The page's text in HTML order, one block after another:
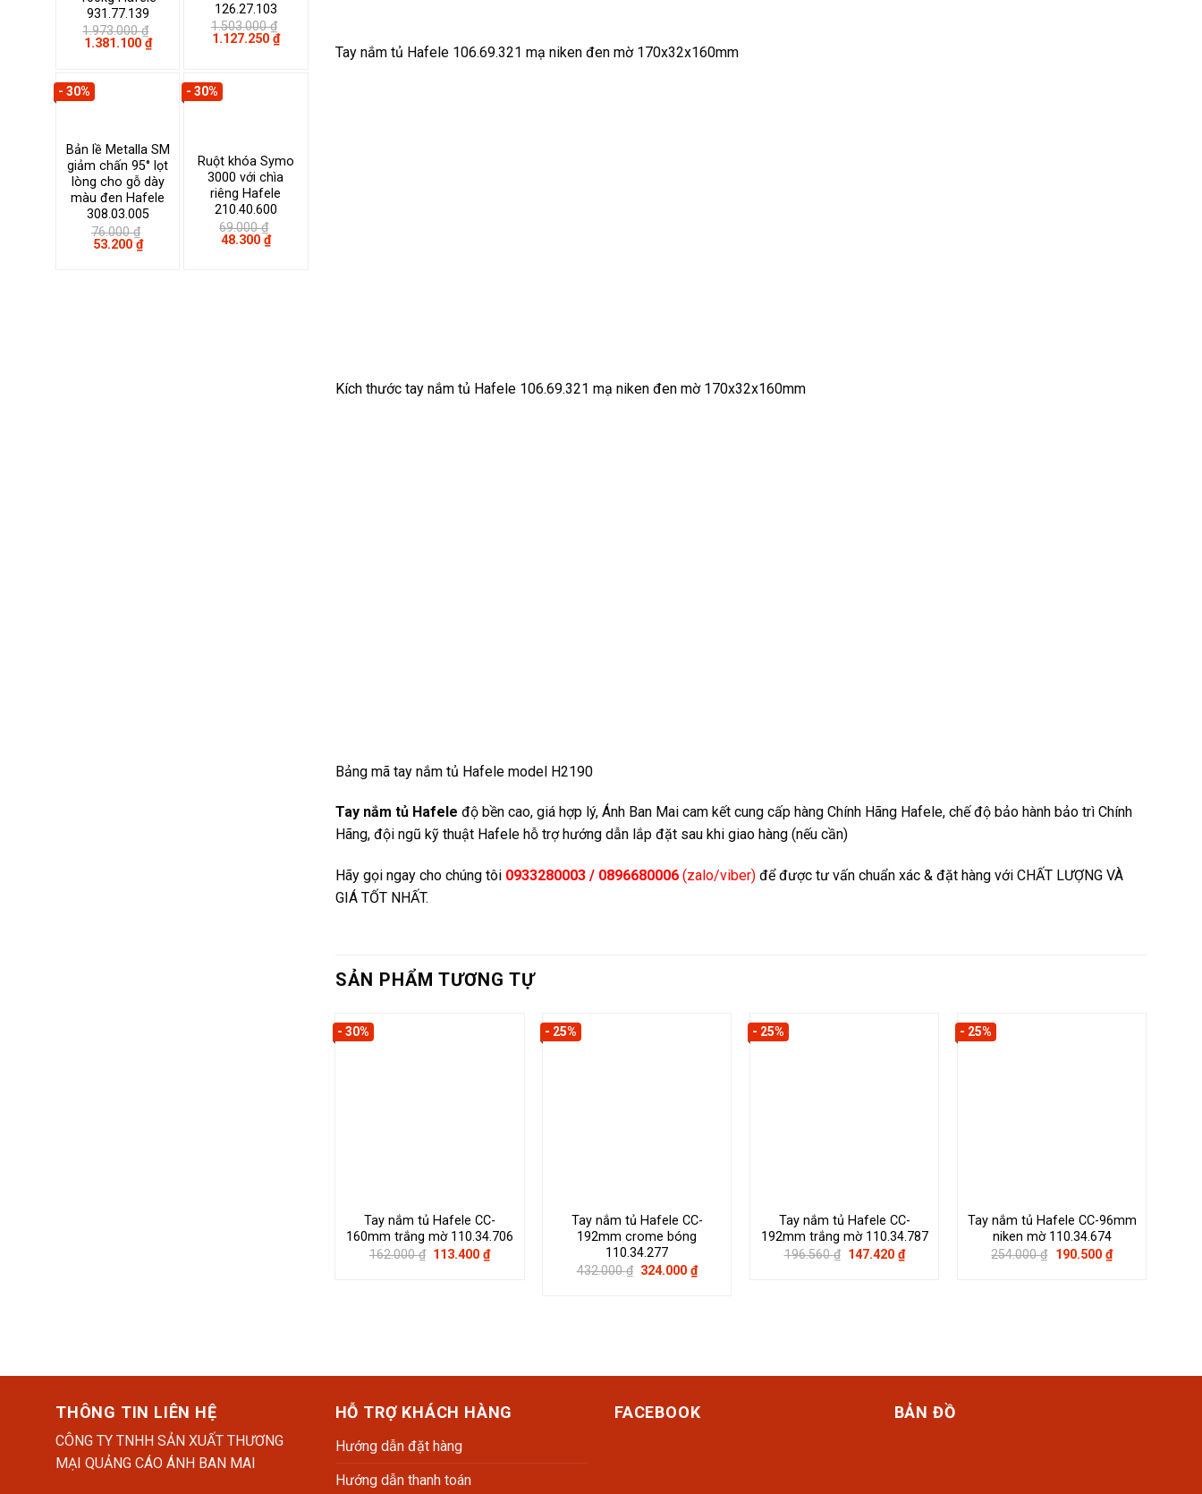
931.77.139
1.973.000₫
Giá
1.973.000 ₫.
1.381.100 ₫Giá
hiện
1.381.100 ₫.
126.27.103
1.503.000₫
Giá
1.127.250 ₫Giá
hiện
- 30%
Bản lề Metalla SM
giảm chấn 95° lọt
lòng cho gỗ dày
màu đen Hafele
308.03.005
76.000₫
Giá
53.200 ₫Giá
hiện
- 30%
Ruột khóa Symo
3000 với chìa
riêng Hafele
210.40.600
69.000₫
Giá
48.300 ₫Giá
hiện
Tay nắm tủ Hafele 106.69.321 mạ niken đen mờ 170x32x160mm
Kích thước tay nắm tủ Hafele 106.69.321 mạ niken đen mờ 170x32x160mm
Bảng mã tay nắm tủ Hafele model H2190
Tay nắm tủ Hafele độ bền cao, giá hợp lý, Ánh Ban Mai cam kết cung cấp hàng Chính Hãng Hafele, chế độ bảo hành bảo trì Chính
Hãng, đội ngũ kỹ thuật Hafele hỗ trợ hướng dẫn lắp đặt sau khi giao hàng (nếu cần)
Hãy gọi ngay cho chúng tôi 0933280003 / 0896680006(zalo/viber)để được tư vấn chuẩn xác & đặt hàng với CHẤT LƯỢNG VÀ
GIÁ TỐT NHẤT.
SẢN PHẨM TƯƠNG TỰ
- 30%
Tay nắm tủ Hafele CC-
160mm trắng mờ 110.34.706
162.000₫ Giá
113.400₫Giá
hiện
- 25%
Tay nắm tủ Hafele CC-
192mm crome bóng
110.34.277
432.000₫ Giá
324.000 ₫Giá
hiện
- 25%
Tay nắm tủ Hafele CC-
192mm trắng mờ 110.34.787
196.560₫ Giá
147.420 ₫Giá
hiện
- 25%
Tay nắm tủ Hafele CC-96mm
niken mờ 110.34.674
254.000₫ Giá
190.500 ₫Giá
hiện
THÔNG TIN LIÊN HỆ
CÔNG TY TNHH SẢN XUẤT THƯƠNG
MẠI QUẢNG CÁO ÁNH BAN MAI
HỖ TRỢ KHÁCH HÀNG
Hướng dẫn đặt hàng
Hướng dẫn thanh toán
FACEBOOK BẢN ĐỒ